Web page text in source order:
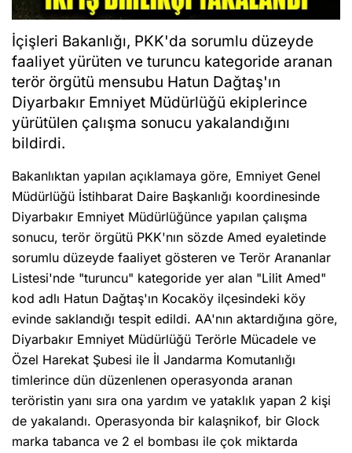
İçişleri Bakanlığı, PKK'da sorumlu düzeyde
faaliyet yürüten ve turuncu kategoride aranan
terör örgütü mensubu Hatun Dağtaş'ın
Diyarbakır Emniyet Müdürlüğü ekiplerince
yürütülen çalışma sonucu yakalandığını
bildirdi.
Bakanlıktan yapılan açıklamaya göre, Emniyet Genel
Müdürlüğü İstihbarat Daire Başkanlığı koordinesinde
Diyarbakır Emniyet Müdürlüğünce yapılan çalışma
sonucu, terör örgütü PKK'nın sözde Amed eyaletinde
sorumlu düzeyde faaliyet gösteren ve Terör Arananlar
Listesi'nde "turuncu" kategoride yer alan "Lilit Amed"
kod adlı Hatun Dağtaş'ın Kocaköy ilçesindeki köy
evinde saklandığı tespit edildi. AA'nın aktardığına göre,
Diyarbakır Emniyet Müdürlüğü Terörle Mücadele ve
Özel Harekat Şubesi ile İl Jandarma Komutanlığı
timlerince dün düzenlenen operasyonda aranan
teröristin yanı sıra ona yardım ve yataklık yapan 2 kişi
de yakalandı. Operasyonda bir kalaşnikof, bir Glock
marka tabanca ve 2 el bombası ile çok miktarda